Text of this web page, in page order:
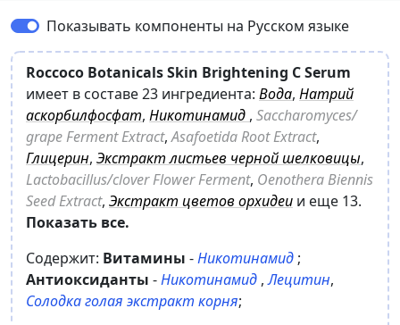
Показывать компоненты на Русском языке
Roccoco Botanicals Skin Brightening C Serum
имеет в составе 23 ингредиента: Вода, Натрий
аскорбилфосфат, Никотинамид , Saccharomyces/​
grape Ferment Extract,Asafoetida Root Extract,
Глицерин, Экстракт листьев черной шелковицы,
Lactobacillus/​clover Flower Ferment, Oenothera Biennis
Seed Extract, Экстракт цветов орхидеи и еще 13.
Показать все.
Содержит: Витамины -Никотинамид ;
Антиоксиданты -Никотинамид ,Лецитин,
Солодка голая экстракт корня;